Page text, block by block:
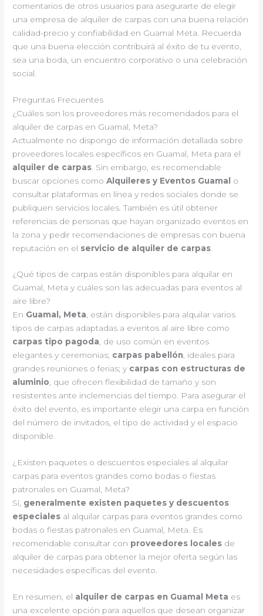
comentarios de otros usuarios para asegurarte de elegir
una empresa de alquiler de carpas con una buena relación
calidad-precio y confiabilidad en Guamal Meta. Recuerda
que una buena elección contribuirá al éxito de tu evento,
sea una boda, un encuentro corporativo o una celebración
social.
Preguntas Frecuentes
¿Cuáles son los proveedores más recomendados para el
alquiler de carpas en Guamal, Meta?
Actualmente no dispongo de información detallada sobre
proveedores locales específicos en Guamal, Meta para el
alquiler de carpas . Sin embargo, es recomendable
buscar opciones comoAlquileres y Eventos Guamal o
consultar plataformas en línea y redes sociales donde se
publiquen servicios locales. También es útil obtener
referencias de personas que hayan organizado eventos en
la zona y pedir recomendaciones de empresas con buena
reputación en el servicio de alquiler de carpas
¿Qué tipos de carpas están disponibles para alquilar en
Guamal, Meta y cuáles son las adecuadas para eventos al
aire libre?
En Guamal, Meta, están disponibles para alquilar varios
tipos de carpas adaptadas a eventos al aire libre como
carpas tipo pagoda, de uso común en eventos
elegantes y ceremonias; carpas pabellón, ideales para
grandes reuniones o ferias; y carpas con estructuras de
aluminio, que ofrecen flexibilidad de tamaño y son
resistentes ante inclemencias del tiempo. Para asegurar el
éxito del evento, es importante elegir una carpa en función
del número de invitados, el tipo de actividad y el espacio
disponible.
¿Existen paquetes o descuentos especiales al alquilar
carpas para eventos grandes como bodas o fiestas
patronales en Guamal, Meta?
Sí, generalmente existen paquetes y descuentos
especiales al alquilar carpas para eventos grandes como
bodas o fiestas patronales en Guamal, Meta. Es
recomendable consultar con proveedores locales de
alquiler de carpas para obtener la mejor oferta según las
necesidades específicas del evento.
En resumen, el alquiler de carpas en Guamal Meta es
una excelente opción para aquellos que desean organizar